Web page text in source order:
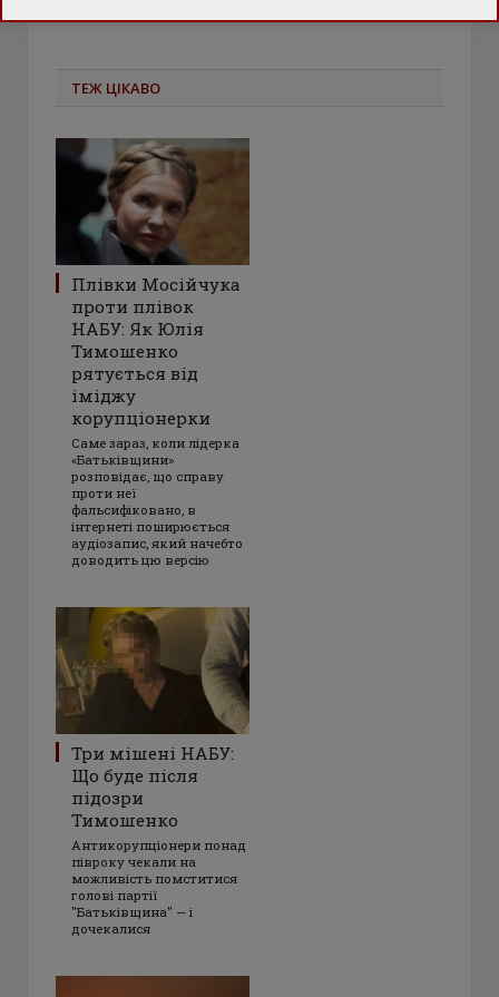
ТЕЖ ЦІКАВО
Плівки Мосійчука
проти плівок
НАБУ: Як Юлія
Тимошенко
рятується від
іміджу
корупціонерки
Саме зараз, коли лідерка
«Батьківщини»
розповідає, що справу
проти неї
фальсифіковано, в
інтернеті поширюється
аудіозапис, який начебто
доводить цю версію
Три мішені НАБУ:
Що буде після
підозри
Тимошенко
Антикорупціонери понад
півроку чекали на
можливість помститися
голові партії
"Батьківщина" — і
дочекалися